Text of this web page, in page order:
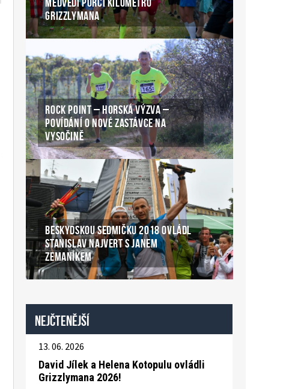
GRIZZLYMANA
ROCK POINT – HORSKÁ VÝZVA –
POVÍDÁNÍ O NOVÉ ZASTÁVCE NA
VYSOČINĚ
BESKYDSKOU SEDMIČKU 2018 OVLÁDL
STANISLAV NAJVERT S JANEM
ZEMANÍKEM
Nejčtenější
13. 06. 2026
David Jílek a Helena Kotopulu ovládli
Grizzlymana 2026!